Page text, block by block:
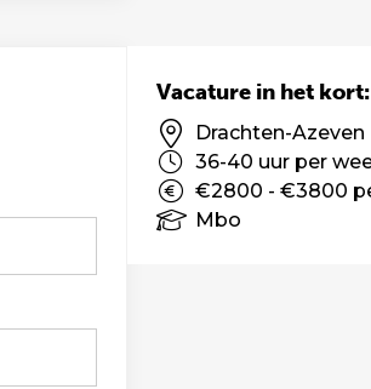
Vacature in het kort:
Drachten-Azeven
36-40 uur per
€2800 - €3800
Mbo